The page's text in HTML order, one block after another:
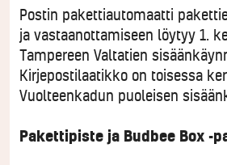
Postin pakettiautomaatti
ja vastaanottamiseen löytyy 1.
Tampereen Valtatien
Kirjepostilaatikko on toisessa
Vuolteenkadun puoleisen
Pakettipiste ja Budbee Box -